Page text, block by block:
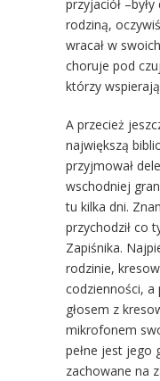
przyjaciół
rodziną,
wracał w
choruje pod
którzy
A przecież
największą
przyjmował
wschodniej
tu kilka dni.
przychodził co
Zapiśnika.
rodzinie,
codzienności,
głosem z
mikrofonem
pełne jest jego
zachowane na